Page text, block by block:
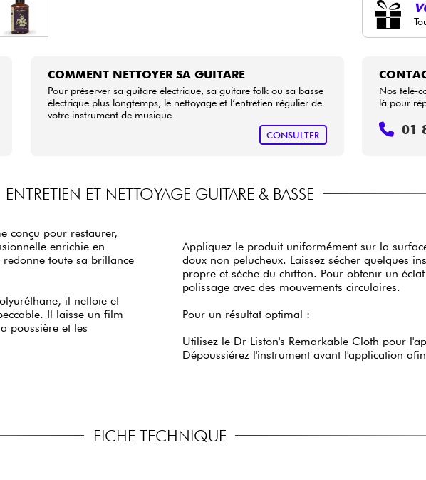
COMMENT NETTOYER SA GUITARE
Pour préserver sa guitare électrique, sa guitare folk ou sa basse
électrique plus longtemps, le nettoyage et l’entretien régulier de
votre instrument de musique
CONSULTER
Nos télé-
là pour
01
ENTRETIEN ET NETTOYAGE GUITARE & BASSE
conçu pour restaurer,
enrichie en
toute sa brillance
il nettoie et
Il laisse un film
poussière et les
Appliquez le produit uniformément sur la
doux non pelucheux. Laissez sécher quelques
propre et sèche du chiffon. Pour obtenir un
polissage avec des mouvements circulaires.
Pour un résultat optimal :
Utilisez le Dr Liston's Remarkable Cloth pour
Dépoussiérez l'instrument avant l'application
FICHE TECHNIQUE